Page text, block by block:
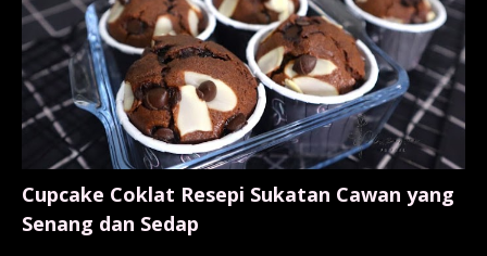
Cupcake Coklat Resepi Sukatan Cawan yang
Senang dan Sedap